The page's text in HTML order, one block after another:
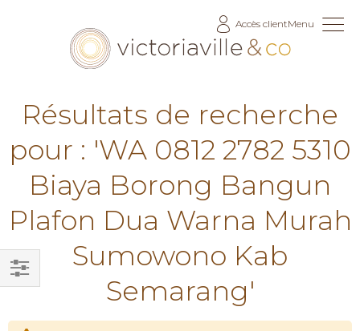
Accès clientMenu
Résultats de recherche
pour : 'WA 0812 2782 5310
Biaya Borong Bangun
Plafon Dua Warna Murah
Sumowono Kab
Semarang'
Filtrer